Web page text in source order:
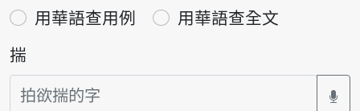
用華語查用例
用華語查全文
揣